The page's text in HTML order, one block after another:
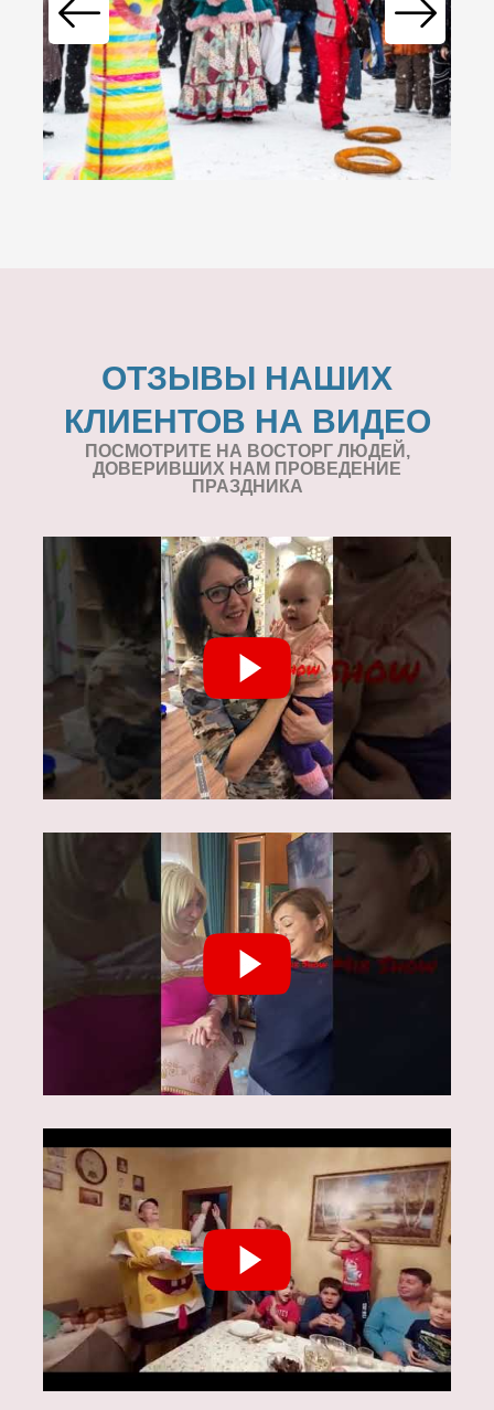
ОТЗЫВЫ НАШИХ
КЛИЕНТОВ НА ВИДЕО
ПОСМОТРИТЕ НА ВОСТОРГ ЛЮДЕЙ,
ДОВЕРИВШИХ НАМ ПРОВЕДЕНИЕ
ПРАЗДНИКА